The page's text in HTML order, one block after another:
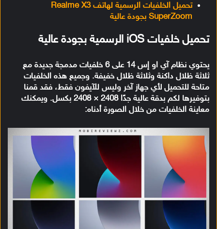
تحميل الخلفيات الرسمية لهاتف Realme X3
SuperZoom بجودة عالية
تحميل خلفيات iOS الرسمية بجودة عالية
يحتوي نظام آي او إس 14 على 6 خلفيات مدمجة جديدة مع
ثلاثة ظلال داكنة وثلاثة ظلال خفيفة. وجميع هذه الخلفيات
متاحة للتحميل لأي جهاز آخر وليس للآيفون فقط، فقد قمنا
بتوفيرها لكم بدقة عالية جدًا 2408 × 2408 بكسل. ويمكنك
معاينة الخلفيات من خلال الصورة أدناه: